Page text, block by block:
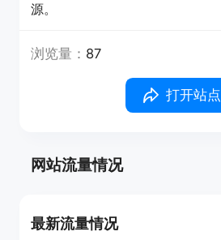
源。
浏览量： 87
打开站点
网站流量情况
最新流量情况